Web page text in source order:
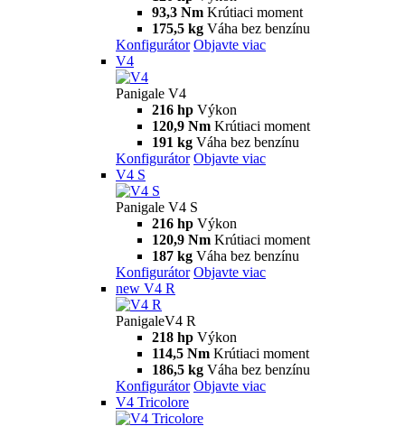
93,3 Nm Krútiaci moment
175,5 kg Váha bez benzínu
Konfigurátor Objavte viac
V4
Panigale V4
216 hp Výkon
120,9 Nm Krútiaci moment
191 kg Váha bez benzínu
Konfigurátor Objavte viac
V4 S
Panigale V4 S
216 hp Výkon
120,9 Nm Krútiaci moment
187 kg Váha bez benzínu
Konfigurátor Objavte viac
new V4 R
PanigaleV4 R
218 hp Výkon
114,5 Nm Krútiaci moment
186,5 kg Váha bez benzínu
Konfigurátor Objavte viac
V4 Tricolore